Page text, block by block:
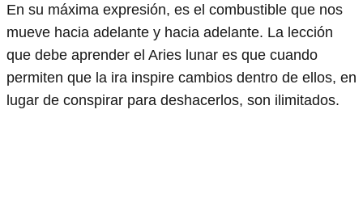
En su máxima expresión, es el combustible que nos
mueve hacia adelante y hacia adelante. La lección
que debe aprender el Aries lunar es que cuando
permiten que la ira inspire cambios dentro de ellos, en
lugar de conspirar para deshacerlos, son ilimitados.